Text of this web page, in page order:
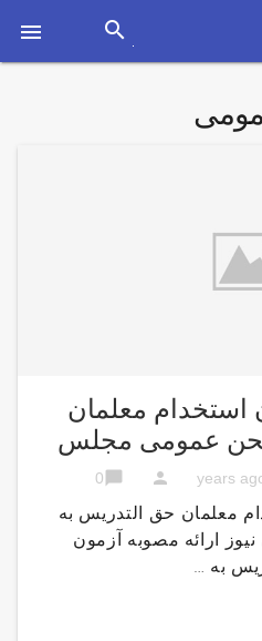
 search
استخدام معلمان
عمومی مجلس
person
chat_bubble
0
معلمان حق التدریس به
ارائه مصوبه آزمون
به …